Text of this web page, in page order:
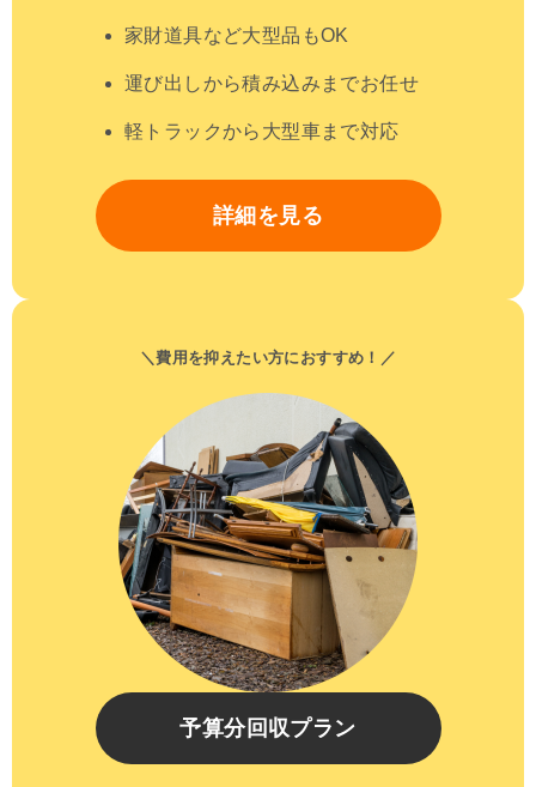
家財道具など大型品もOK
運び出しから積み込みまでお任せ
軽トラックから大型車まで対応
詳細を見る
＼費用を抑えたい方におすすめ！／
予算分回収プラン